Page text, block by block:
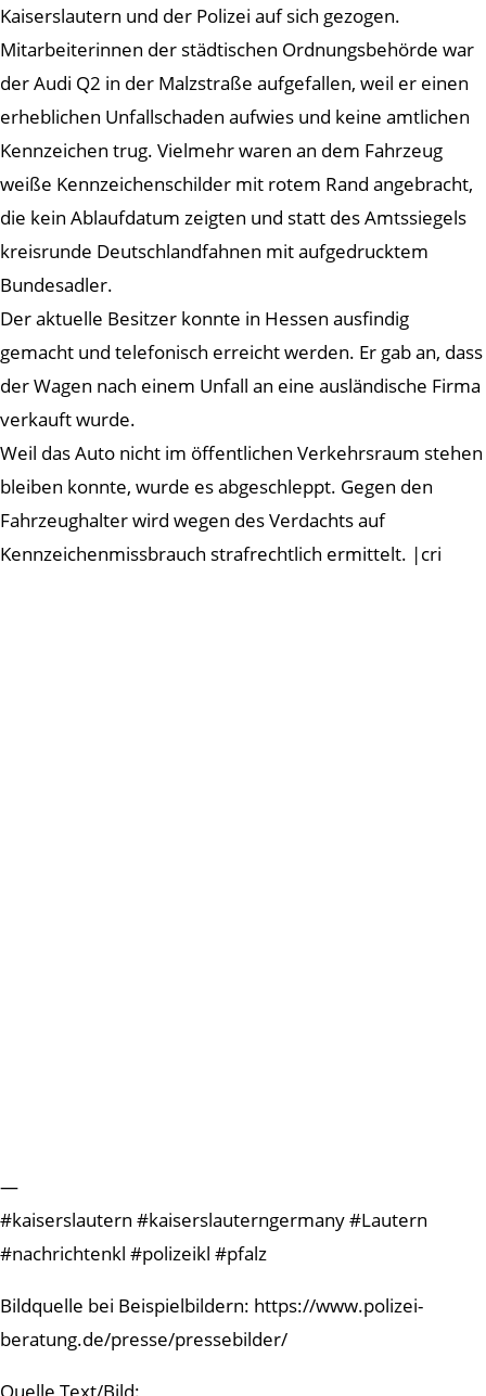
Kaiserslautern und der Polizei auf sich gezogen.
Mitarbeiterinnen der städtischen Ordnungsbehörde war
der Audi Q2 in der Malzstraße aufgefallen, weil er einen
erheblichen Unfallschaden aufwies und keine amtlichen
Kennzeichen trug. Vielmehr waren an dem Fahrzeug
weiße Kennzeichenschilder mit rotem Rand angebracht,
die kein Ablaufdatum zeigten und statt des Amtssiegels
kreisrunde Deutschlandfahnen mit aufgedrucktem
Bundesadler.
Der aktuelle Besitzer konnte in Hessen ausfindig
gemacht und telefonisch erreicht werden. Er gab an, dass
der Wagen nach einem Unfall an eine ausländische Firma
verkauft wurde.
Weil das Auto nicht im öffentlichen Verkehrsraum stehen
bleiben konnte, wurde es abgeschleppt. Gegen den
Fahrzeughalter wird wegen des Verdachts auf
Kennzeichenmissbrauch strafrechtlich ermittelt. |cri
—
#kaiserslautern #kaiserslauterngermany #Lautern
#nachrichtenkl #polizeikl #pfalz
Bildquelle bei Beispielbildern: https://www.polizei-
beratung.de/presse/pressebilder/
Quelle Text/Bild: